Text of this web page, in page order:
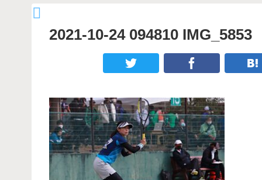
2021-10-24 094810 IMG_5853